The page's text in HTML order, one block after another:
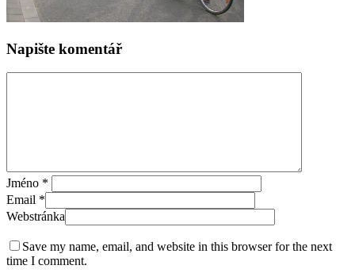
Napište komentář
Jméno *
Email *
Webstránka
Save my name, email, and website in this browser for the next
time I comment.